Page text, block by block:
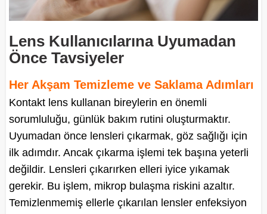
Lens Kullanıcılarına Uyumadan
Önce Tavsiyeler
Her Akşam Temizleme ve Saklama Adımları
Kontakt lens kullanan bireylerin en önemli
sorumluluğu, günlük bakım rutini oluşturmaktır.
Uyumadan önce lensleri çıkarmak, göz sağlığı için
ilk adımdır. Ancak çıkarma işlemi tek başına yeterli
değildir. Lensleri çıkarırken elleri iyice yıkamak
gerekir. Bu işlem, mikrop bulaşma riskini azaltır.
Temizlenmemiş ellerle çıkarılan lensler enfeksiyon